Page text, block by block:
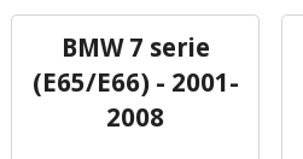
BMW 7 serie
(E65/E66) - 2001-
2008